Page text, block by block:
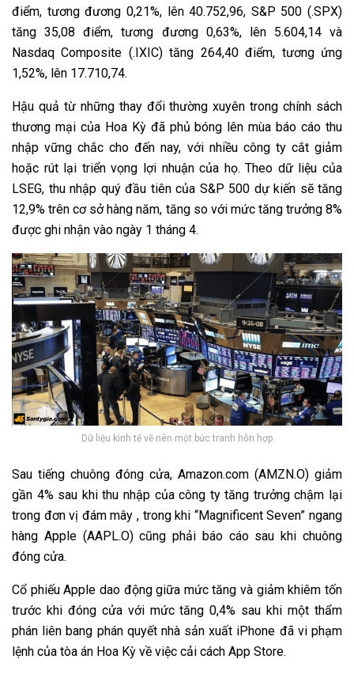
điểm, tương đương 0,21%, lên 40.752,96, S&P 500 (.SPX)
tăng 35,08 điểm, tương đương 0,63%, lên 5.604,14 và
Nasdaq Composite (.IXIC) tăng 264,40 điểm, tương ứng
1,52%, lên 17.710,74.
Hậu quả từ những thay đổi thường xuyên trong chính sách
thương mại của Hoa Kỳ đã phủ bóng lên mùa báo cáo thu
nhập vững chắc cho đến nay, với nhiều công ty cắt giảm
hoặc rút lại triển vọng lợi nhuận của họ. Theo dữ liệu của
LSEG, thu nhập quý đầu tiên của S&P 500 dự kiến ​​sẽ tăng
12,9% trên cơ sở hàng năm, tăng so với mức tăng trưởng 8%
được ghi nhận vào ngày 1 tháng 4.
Dữ liệu kinh tế vẽ nên một bức tranh hỗn hợp
Sau tiếng chuông đóng cửa, Amazon.com (AMZN.O) giảm
gần 4% sau khi thu nhập của công ty tăng trưởng chậm lại
trong đơn vị đám mây , trong khi “Magnificent Seven” ngang
hàng Apple (AAPL.O) cũng phải báo cáo sau khi chuông
đóng cửa.
Cổ phiếu Apple dao động giữa mức tăng và giảm khiêm tốn
trước khi đóng cửa với mức tăng 0,4% sau khi một thẩm
phán liên bang phán quyết nhà sản xuất iPhone đã vi phạm
lệnh của tòa án Hoa Kỳ về việc cải cách App Store.